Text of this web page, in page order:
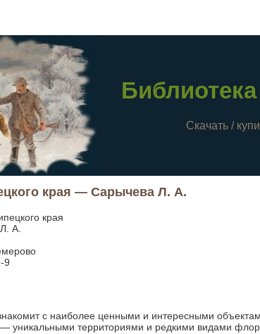
Скачать /
края — Сарычева Л. А.
края
А.
9
с наиболее ценными и интересными
— уникальными территориями и редкими видами